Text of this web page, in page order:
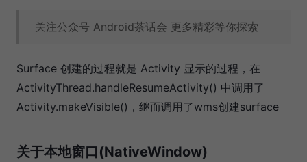
关注公众号 Android茶话会 更多精彩等你探索
Surface 创建的过程就是 Activity 显示的过程，在
ActivityThread.handleResumeActivity() 中调用了
Activity.makeVisible()，继而调用了wms创建surface
关于本地窗口(NativeWindow)